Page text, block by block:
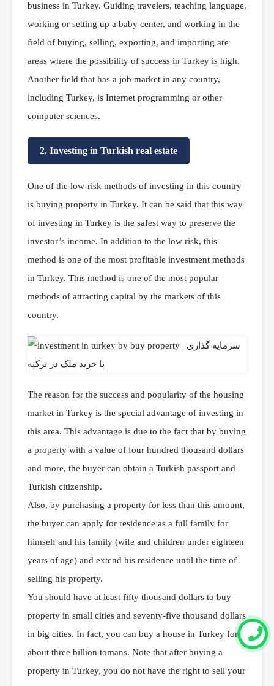
business in Turkey. Guiding travelers, teaching language,
working or setting up a baby center, and working in the
field of buying, selling, exporting, and importing are
areas where the possibility of success in Turkey is high.
Another field that has a job market in any country,
including Turkey, is Internet programming or other
computer sciences.
2. Investing in Turkish real estate
One of the low-risk methods of investing in this country
is buying property in Turkey. It can be said that this way
of investing in Turkey is the safest way to preserve the
investor’s income. In addition to the low risk, this
method is one of the most profitable investment methods
in Turkey. This method is one of the most popular
methods of attracting capital by the markets of this
country.
The reason for the success and popularity of the housing
market in Turkey is the special advantage of investing in
this area. This advantage is due to the fact that by buying
a property with a value of four hundred thousand dollars
and more, the buyer can obtain a Turkish passport and
Turkish citizenship.
Also, by purchasing a property for less than this amount,
the buyer can apply for residence as a full family for
himself and his family (wife and children under eighteen
years of age) and extend his residence until the time of
selling his property.
You should have at least fifty thousand dollars to buy
property in small cities and seventy-five thousand dollars
in big cities. In fact, you can buy a house in Turkey for
about three billion tomans. Note that after buying a
property in Turkey, you do not have the right to sell your